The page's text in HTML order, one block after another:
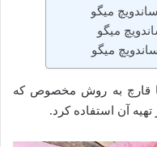
میگو
میگو
میگو
قارچ به روش مخصوص که
تهیه آن استفاده کرد.